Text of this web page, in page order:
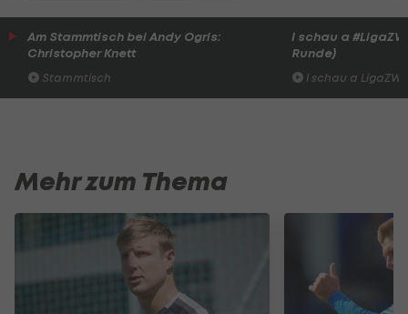
Am Stammtisch bei Andy Ogris:
Christopher Knett
Stammtisch
I schau a
Runde)
I schau a LigaZWA
Mehr zum Thema